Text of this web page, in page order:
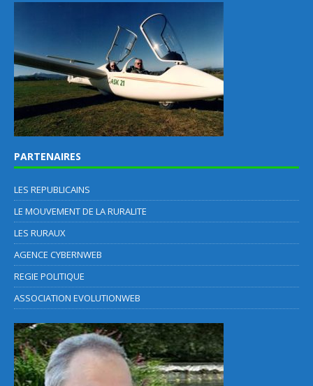
PARTENAIRES
LES REPUBLICAINS
LE MOUVEMENT DE LA RURALITE
LES RURAUX
AGENCE CYBERNWEB
REGIE POLITIQUE
ASSOCIATION EVOLUTIONWEB